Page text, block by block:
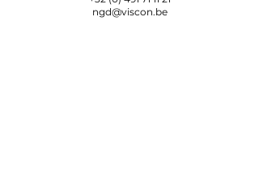
ngd@viscon.be